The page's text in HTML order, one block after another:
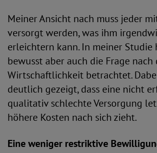
Meiner Ansicht nach muss jeder
versorgt werden, was ihm
erleichtern kann. In meiner Studie
bewusst aber auch die Frage nach
Wirtschaftlichkeit betrachtet.
deutlich gezeigt, dass eine nicht
qualitativ schlechte Versorgung
höhere Kosten nach sich zieht.
Eine weniger restriktive